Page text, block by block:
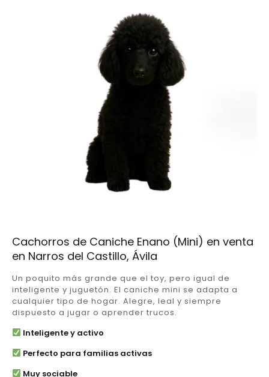
Cachorros de Caniche Enano (Mini) en venta
en Narros del Castillo, Ávila
Un poquito más grande que el toy, pero igual de
inteligente y juguetón. El caniche mini se adapta a
cualquier tipo de hogar. Alegre, leal y siempre
dispuesto a jugar o aprender trucos.
Inteligente y activo
Perfecto para familias activas
Muy sociable